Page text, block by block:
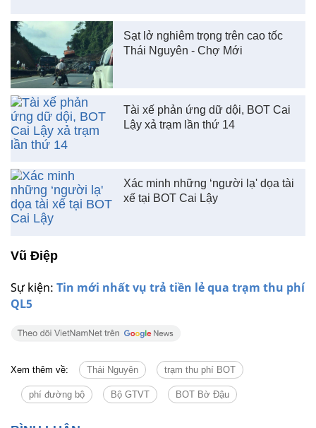
Sự kiện: Tin mới nhất vụ trả tiền lẻ qua trạm thu phí
QL5
Sạt lở nghiêm trọng trên cao tốc
Thái Nguyên - Chợ Mới
Tài xế phản ứng dữ dội, BOT Cai
Lậy xả trạm lần thứ 14
Xác minh những ‘người lạ' dọa tài
xế tại BOT Cai Lậy
Vũ Điệp
Xem thêm về: Thái Nguyên trạm thu phí BOT
phí đường bộ Bộ GTVT BOT Bờ Đậu